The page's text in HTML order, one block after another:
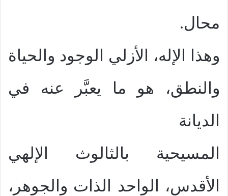
محال.
وهذا الإله، الأزلي الوجود والحياة
والنطق، هو ما يعبَّر عنه في
الديانة
المسيحية بالثالوث الإلهي
الأقدس، الواحد الذات والجوهر،